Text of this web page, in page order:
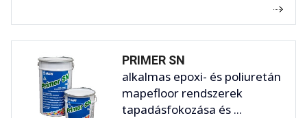
PRIMER SN
alkalmas epoxi- és poliuretán
mapefloor rendszerek
tapadásfokozása és ...